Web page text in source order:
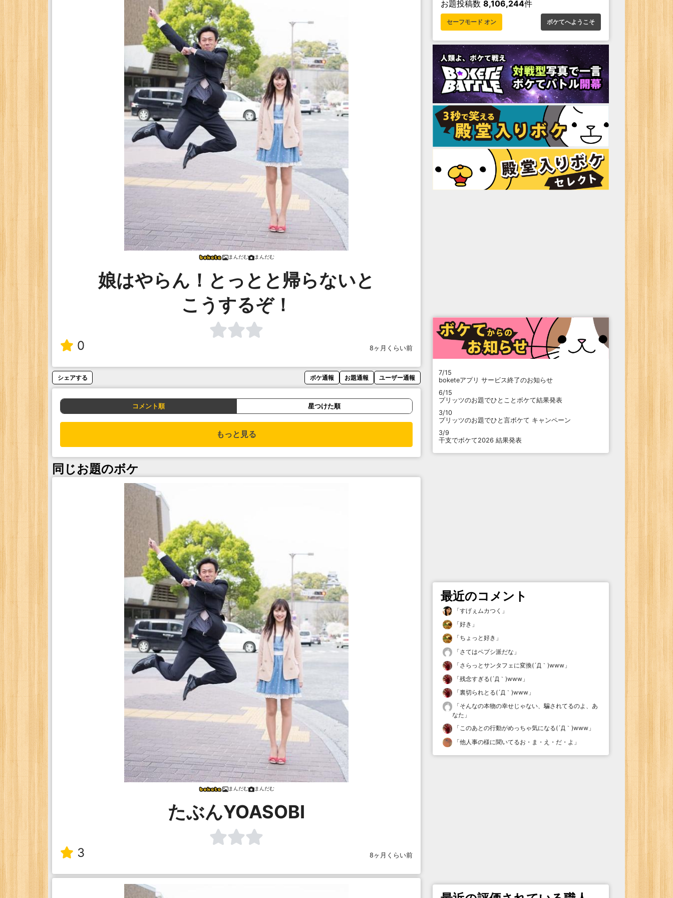
まんだむ まんだむ
娘はやらん！とっとと帰らないと
こうするぞ！
0 8ヶ月くらい前
シェアする ボケ通報 お題通報 ユーザー通報
コメント順 星つけた順
もっと見る
同じお題のボケ
まんだむ まんだむ
たぶんYOASOBI
3 8ヶ月くらい前
お題投稿数 8,106,244件
セーフモード オン ボケてへようこそ
7/15
boketeアプリ サービス終了のお知らせ
6/15
プリッツのお題でひとことボケて結果発表
3/10
プリッツのお題でひと言ボケて キャンペーン
3/9
干支でボケて2026 結果発表
最近のコメント
「すげぇムカつく 」
「好き 」
「ちょっと好き 」
「さてはペプシ派だな 」
「さらっとサンタフェに変換(´Д｀)www 」
「残念すぎる(´Д｀)www 」
「裏切られとる(´Д｀)www 」
「そんなの本物の幸せじゃない、騙されてるのよ、あ
なた 」
「このあとの行動がめっちゃ気になる(´Д｀)www 」
「他人事の様に聞いてるお・ま・え・だ・よ 」